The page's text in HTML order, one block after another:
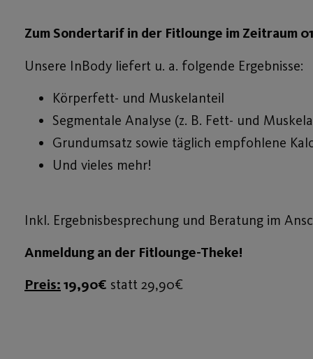
Zum Sondertarif in der Fitlounge im Zeitraum
Unsere InBody liefert u. a. folgende Ergebnisse:
Körperfett- und Muskelanteil
Segmentale Analyse (z. B. Fett- und
Grundumsatz sowie täglich empfohlene
Und vieles mehr!
Inkl. Ergebnisbesprechung und Beratung im
Anmeldung an der Fitlounge-Theke!
Preis: 19,90€ statt 29,90€